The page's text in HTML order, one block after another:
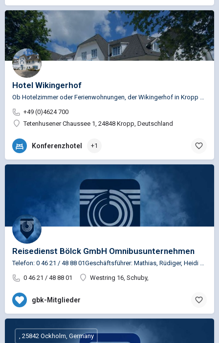
Hotel Wikingerhof
+49 (0)4624 700
Tetenhusener Chaussee 1, 24848 Kropp, Deutschland
Konferenzhotel +1
Reisedienst Bölck GmbH Omnibusunternehmen
0 46 21 / 48 88 01
Westring 16, Schuby,
gbk-Mitglieder
, 25842 Ockholm, Germany